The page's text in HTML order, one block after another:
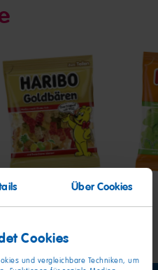
Über Cookies
Cookies
und vergleichbare Techniken, um
Goldbären